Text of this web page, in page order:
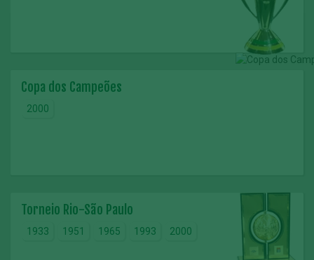
Copa dos Campeões
2000
Torneio Rio-São Paulo
1933 1951 1965 1993 2000